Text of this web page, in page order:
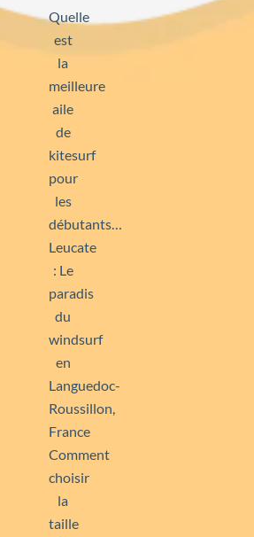
Quelle
est
la
meilleure
aile
de
kitesurf
pour
les
débutants…
Leucate
: Le
paradis
du
windsurf
en
Languedoc-
Roussillon,
France
Comment
choisir
la
taille